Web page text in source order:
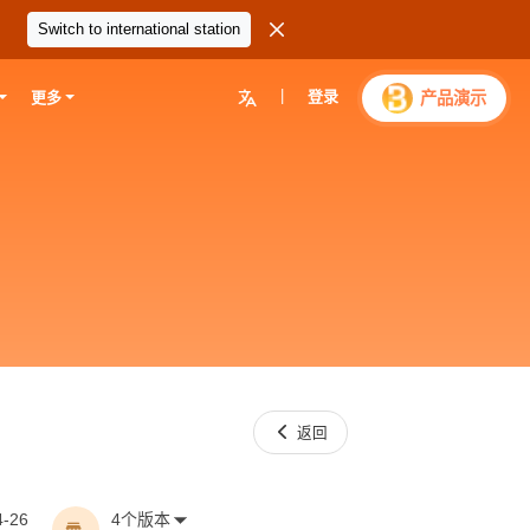
Switch to international station 
更多  登录 产品演示
 返回
26 4个版本 